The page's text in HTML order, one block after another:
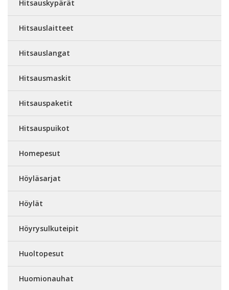
Hitsauskypärät
Hitsauslaitteet
Hitsauslangat
Hitsausmaskit
Hitsauspaketit
Hitsauspuikot
Homepesut
Höyläsarjat
Höylät
Höyrysulkuteipit
Huoltopesut
Huomionauhat